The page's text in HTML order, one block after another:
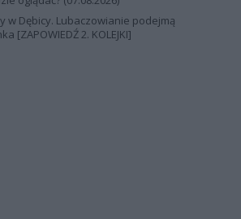
w Dębicy. Lubaczowianie podejmą
[ZAPOWIEDŹ 2. KOLEJKI]